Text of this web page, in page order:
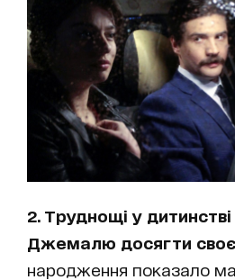
2. Труднощі у
Джемалю досягти
народження показало